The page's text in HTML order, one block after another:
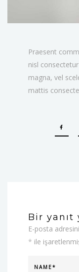
Praesent
nisl
magna, vel
mattis
Bir yanıt
E-posta
* ile